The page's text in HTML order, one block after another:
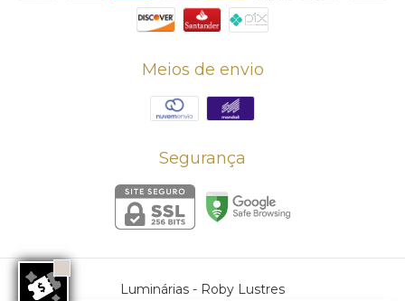
Meios de envio
Segurança
Luminárias - Roby Lustres